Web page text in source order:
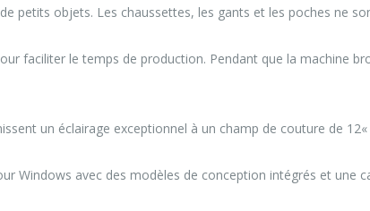
petits objets. Les chaussettes, les gants et les poches ne
faciliter le temps de production. Pendant que la machine
un éclairage exceptionnel à un champ de couture de 12«
Windows avec des modèles de conception intégrés et une